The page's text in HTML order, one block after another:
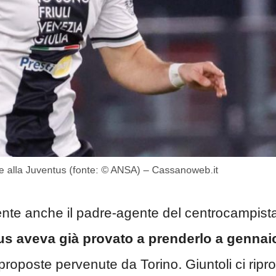
alla Juventus (fonte: © ANSA) – Cassanoweb.it
anche il padre-agente del
aveva già provato a prenderlo a
pervenute da Torino. Giuntoli ci